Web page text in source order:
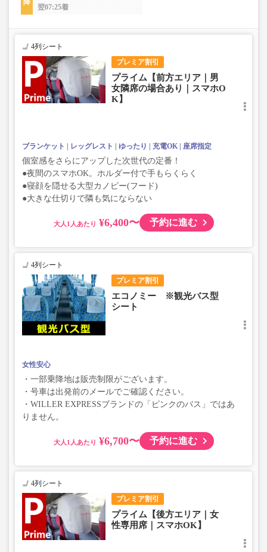
翌07:25着
プレミア割引
4列シート
プライム【前方エリア｜男
女隣席の場合あり｜スマホO
K】
ブランケット レッグレスト ゆったり 充電OK 座席指定
個室感をさらにアップした次世代の定番！
●夜間のスマホOK。ホルダー付で手もらくらく
●寝顔を隠せる大型カノピー(フード)
●大きな仕切りで隣も気にならない
大人 ¥6,400〜 予約に進む
プレミア割引
4列シート
エコノミー ※観光バス型
シート
女性安心
・一部乗降地は販売制限がございます。
・号車は出発前のメールでご確認ください。
・WILLER EXPRESSブランドの「ピンクのバス」ではあ
りません。
大人 ¥6,700〜 予約に進む
プレミア割引
4列シート
プライム【後方エリア｜女
性専用席｜スマホOK】